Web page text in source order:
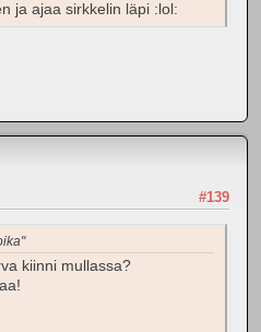
ja ajaa sirkkelin läpi :lol:
#139
kiinni mullassa?